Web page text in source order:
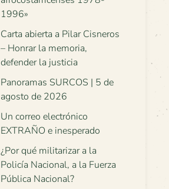
1996»
Carta abierta a Pilar Cisneros
– Honrar la memoria,
defender la justicia
Panoramas SURCOS | 5 de
agosto de 2026
Un correo electrónico
EXTRAÑO e inesperado
¿Por qué militarizar a la
Policía Nacional, a la Fuerza
Pública Nacional?